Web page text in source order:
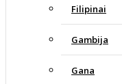
Filipinai
Gambija
Gana